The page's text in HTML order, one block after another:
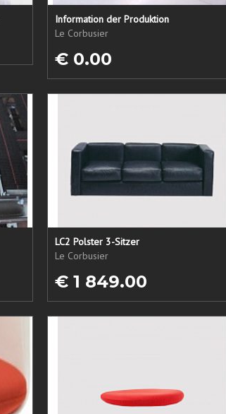
Information der Produktion
Le Corbusier
€ 0.00
LC2 Polster 3-Sitzer
Le Corbusier
€ 1 849.00